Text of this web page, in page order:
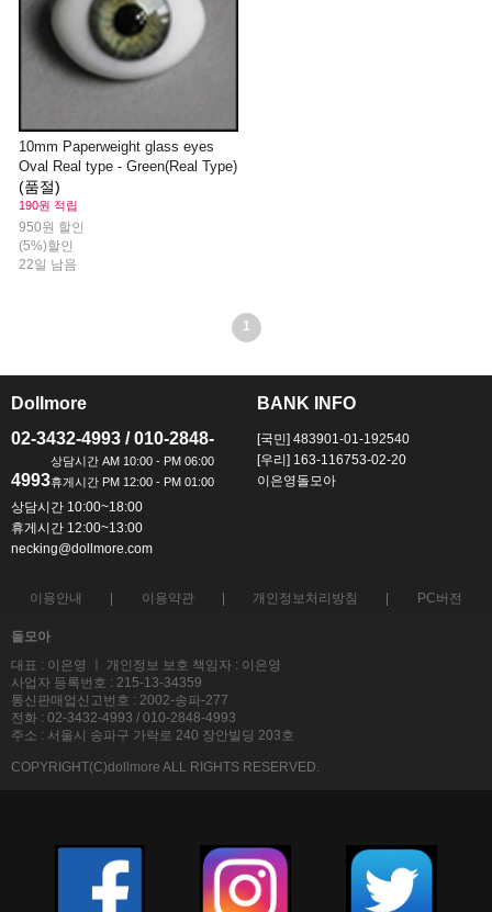
10mm Paperweight glass eyes
Oval Real type - Green(Real Type)
(품절)
190원 적립
950원 할인
(5%)할인
22일 남음
1
Dollmore
02-3432-4993 / 010-2848-
4993
상담시간 10:00~18:00
휴게시간 12:00~13:00
necking@dollmore.com
BANK INFO
[국민] 483901-01-192540
[우리] 163-116753-02-20
이은영돌모아
이용안내 이용약관 개인정보처리방침 PC버전
돌모아
대표 : 이은영 ㅣ 개인정보 보호 책임자 : 이은영
사업자 등록번호 : 215-13-34359
통신판매업신고번호 : 2002-송파-277
전화 : 02-3432-4993 / 010-2848-4993
주소 : 서울시 송파구 가락로 240 장안빌딩 203호
COPYRIGHT(C)dollmore ALL RIGHTS RESERVED.